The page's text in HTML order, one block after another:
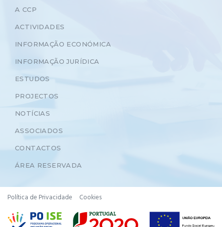
A CCP
ACTIVIDADES
INFORMAÇÃO ECONÓMICA
INFORMAÇÃO JURÍDICA
ESTUDOS
PROJECTOS
NOTÍCIAS
ASSOCIADOS
CONTACTOS
ÁREA RESERVADA
Política de Privacidade Cookies